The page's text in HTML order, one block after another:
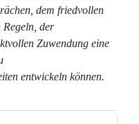
dem friedvollen
Regeln, der
Zuwendung eine
entwickeln können.